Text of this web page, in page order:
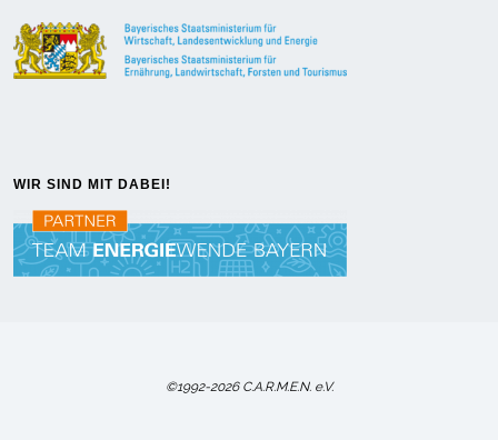
WIR SIND MIT DABEI!
©1992-2026 C.A.R.M.E.N. e.V.